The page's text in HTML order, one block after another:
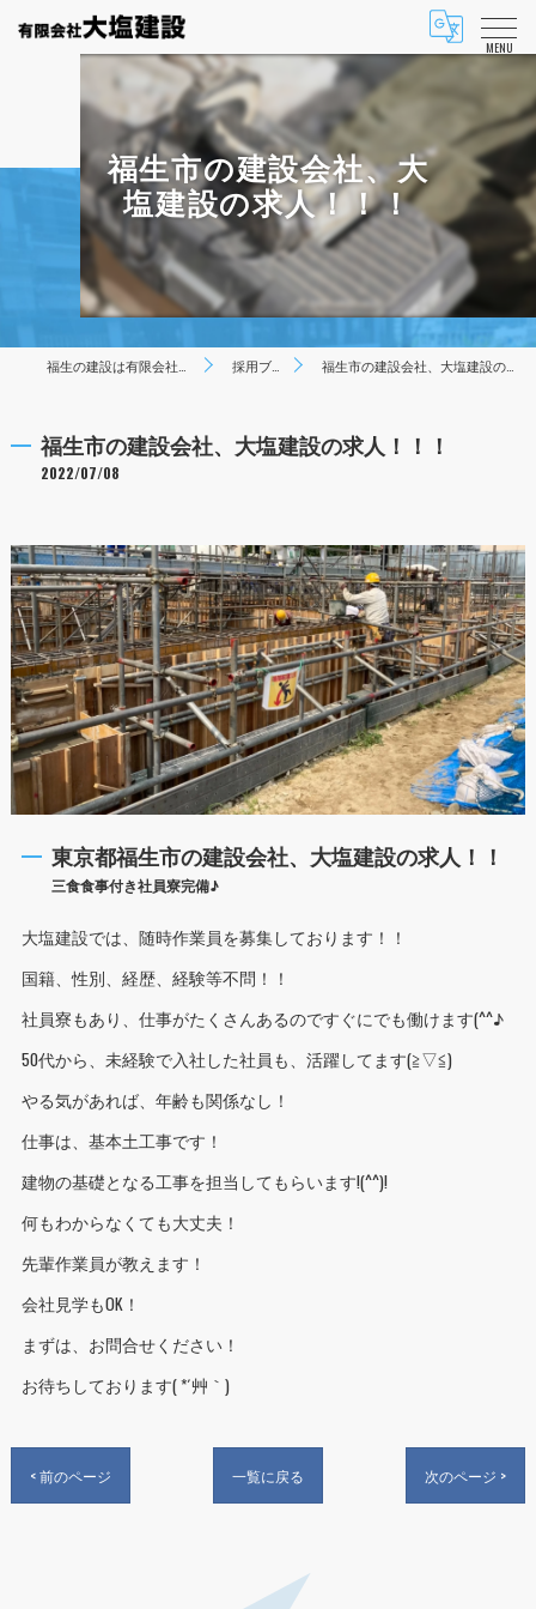
MENU
福生市の建設会社、大
塩建設の求人！！！
採用ブログ 福生市の建設会社、大塩建設の求人！！！
福生市の建設会社、大塩建設の求人！！！
2022/07/08
東京都福生市の建設会社、大塩建設の求人！！
三食食事付き社員寮完備♪
大塩建設では、随時作業員を募集しております！！
国籍、性別、経歴、経験等不問！！
社員寮もあり、仕事がたくさんあるのですぐにでも働けます(^^♪
50代から、未経験で入社した社員も、活躍してます(≧▽≦)
やる気があれば、年齢も関係なし！
仕事は、基本土工事です！
建物の基礎となる工事を担当してもらいます!(^^)!
何もわからなくても大丈夫！
先輩作業員が教えます！
会社見学もOK！
まずは、お問合せください！
お待ちしております( *´艸｀)
< 前のページ 一覧に戻る 次のページ >